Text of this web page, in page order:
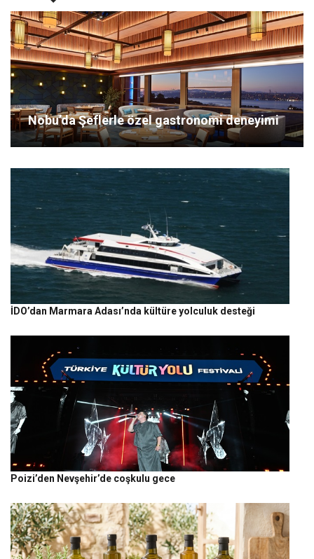
Nobu’da Şeflerle özel gastronomi deneyimi
İDO’dan Marmara Adası’nda kültüre yolculuk desteği
Poizi’den Nevşehir’de coşkulu gece